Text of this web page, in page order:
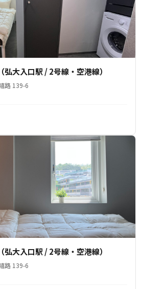
大入口駅 / 2号線・空港線）
路 139-6
大入口駅 / 2号線・空港線）
路 139-6